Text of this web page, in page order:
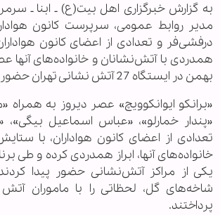
به گزارش خبرگزاری اهل بیت(ع) ـ ابنا ـ
مدیر روابط عمومی، سرپرست کانون
درفشی‌فر و تعدادی از اعضای کانون هواداران
بهمن در ایستگاه 27 آتش نشانی تهران حضور پیدا کردند.
«برانکو ایوانکوویچ» عصر دیروز به همراه
«پندار خمارلو»، «عباس اسماعیل
تعدادی از اعضای کانون هواداران، با
خانواده‌های آنها، ابراز همدردی کرده و طی
یکی از مراکز آتش‌نشانی حضور پیدا
شاخه‌های گل، لحظاتی را با ماموران
پرداختند.